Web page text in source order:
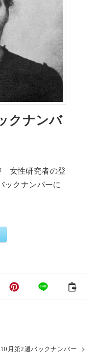
クナンバ
女性研究者の登
ックナンバーに
月第2週バックナンバー